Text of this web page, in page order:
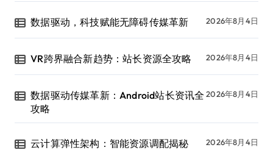
数据驱动，科技赋能无障碍传媒革新 2026年8月4日
VR跨界融合新趋势：站长资源全攻略 2026年8月4日
数据驱动传媒革新：Android站长资讯全
攻略
2026年8月4日
云计算弹性架构：智能资源调配揭秘 2026年8月4日